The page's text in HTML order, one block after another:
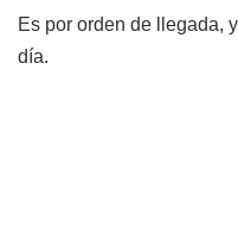
Es por orden de llegada,
día.